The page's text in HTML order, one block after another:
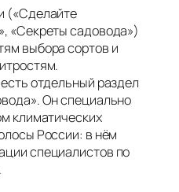
(«Сделайте
«Секреты садовода»)
выбора сортов и
отдельный раздел
Он специально
климатических
России: в нём
специалистов по